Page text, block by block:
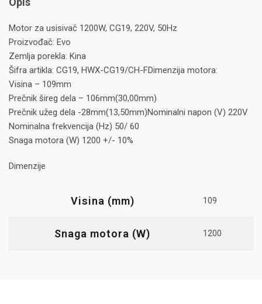
Motor za usisivač 1200W, CG19, 220V, 50Hz
Proizvođač: Evo
Zemlja porekla: Kina
Šifra artikla: CG19, HWX-CG19/CH-FDimenzija motora:
Visina – 109mm
Prečnik šireg dela – 106mm(30,00mm)
Prečnik užeg dela -28mm(13,50mm)Nominalni napon (V) 220V
Nominalna frekvencija (Hz) 50/ 60
Snaga motora (W) 1200 +/- 10%
Dimenzije
Visina (mm) 109
Snaga motora (W) 1200